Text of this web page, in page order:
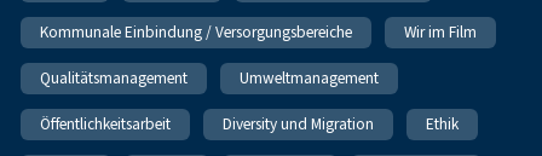
Kommunale Einbindung / Versorgungsbereiche Wir im Film
Qualitätsmanagement Umweltmanagement
Öffentlichkeitsarbeit Diversity und Migration Ethik